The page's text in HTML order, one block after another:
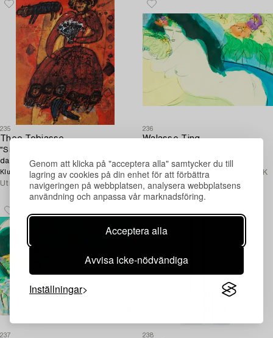
Genom att klicka på "acceptera alla" samtycker du till
lagring av cookies på din enhet för att förbättra
navigeringen på webbplatsen, analysera webbplatsens
användning och anpassa vår marknadsföring.
Acceptera alla
Avvisa icke-nödvändiga
Inställningar
235
Theo Tobiasse
"Six hommes, un chat, et une
danseuse".
Klubbat pris40 000 SEK
Utropspris 50 000 - 60 000 SEK
236
Walasse Ting
Klubbat pris16 000 SEK
Utropspris 20 000 - 25 000 SEK
237 238